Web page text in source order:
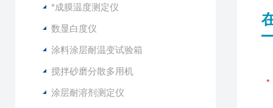
*成膜温度测定仪
数显白度仪
涂料涂层耐温变试验箱
搅拌砂磨分散多用机
涂层耐溶剂测定仪